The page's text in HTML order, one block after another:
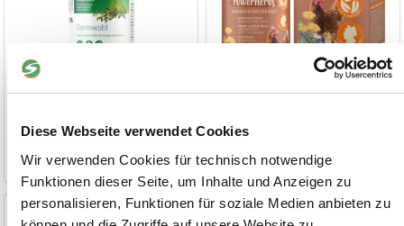
Diese Webseite verwendet Cookies
Wir verwenden Cookies für technisch notwendige
Funktionen dieser Seite, um Inhalte und Anzeigen zu
personalisieren, Funktionen für soziale Medien anbieten zu
1 Stück
11,20 €
1-2 Werktage 1-2 Werktage
Mehlwürmer im Eimer ProBiotic